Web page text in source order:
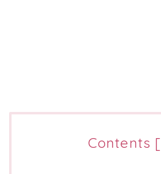
Contents [